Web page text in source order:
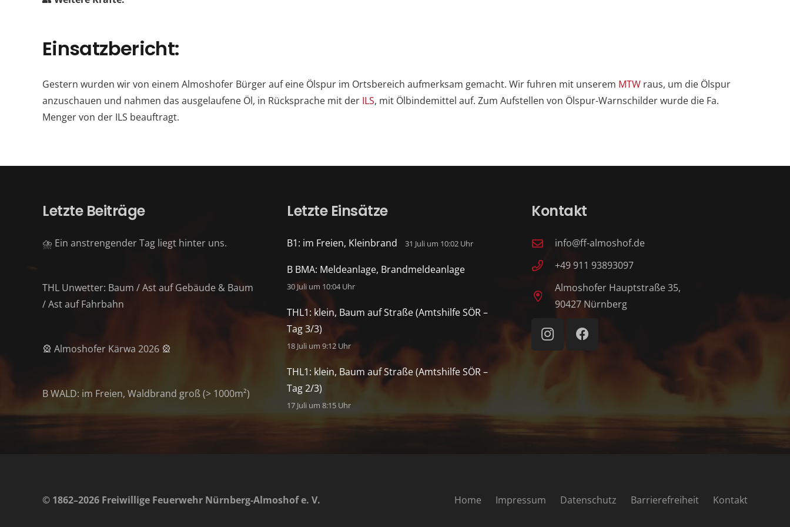
Einsatzbericht:
Gestern wurden wir von einem Almoshofer Bürger auf eine Ölspur im Ortsbereich aufmerksam gemacht. Wir fuhren mit unserem MTW raus, um die Ölspur
anzuschauen und nahmen das ausgelaufene Öl, in Rücksprache mit der ILS, mit Ölbindemittel auf. Zum Aufstellen von Ölspur-Warnschilder wurde die Fa.
Menger von der ILS beauftragt.
Letzte Beiträge
⛈️ Ein anstrengender Tag liegt hinter uns.
THL Unwetter: Baum / Ast auf Gebäude & Baum
/ Ast auf Fahrbahn
🎡 Almoshofer Kärwa 2026 🎡
B WALD: im Freien, Waldbrand groß (> 1000m²)
Letzte Einsätze
B1: im Freien, Kleinbrand 31 Juli um 10:02 Uhr
B BMA: Meldeanlage, Brandmeldeanlage
30 Juli um 10:04 Uhr
THL1: klein, Baum auf Straße (Amtshilfe SÖR –
Tag 3/3)
18 Juli um 9:12 Uhr
THL1: klein, Baum auf Straße (Amtshilfe SÖR –
Tag 2/3)
17 Juli um 8:15 Uhr
Kontakt
info@ff-almoshof.de
+49 911 93893097
Almoshofer Hauptstraße 35,
90427 Nürnberg
© 1862–2026 Freiwillige Feuerwehr Nürnberg-Almoshof e. V. Home Impressum Datenschutz Barrierefreiheit Kontakt